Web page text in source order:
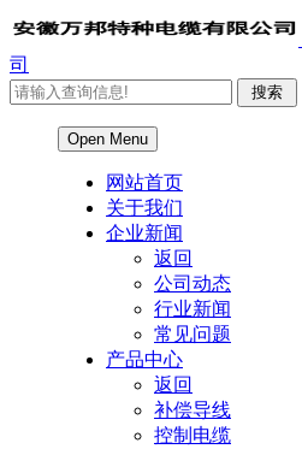
司
Open Menu
网站首页
关于我们
企业新闻
返回
公司动态
行业新闻
常见问题
产品中心
返回
补偿导线
控制电缆